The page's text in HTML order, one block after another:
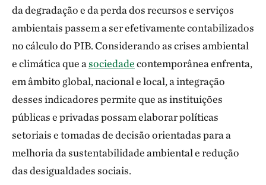
da degradação e da perda dos recursos e serviços
ambientais passem a ser efetivamente contabilizados
no cálculo do PIB. Considerando as crises ambiental
e climática que asociedadecontemporânea enfrenta,
em âmbito global, nacional e local, a integração
desses indicadores permite que as instituições
públicas e privadas possam elaborar políticas
setoriais e tomadas de decisão orientadas para a
melhoria da sustentabilidade ambiental e redução
das desigualdades sociais.